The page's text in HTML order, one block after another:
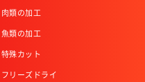
肉類の加工
魚類の加工
特殊カット
フリーズドライ